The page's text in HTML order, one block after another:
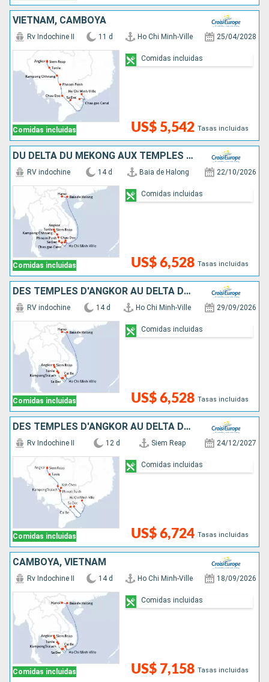
VIETNAM, CAMBOYA
Comidas incluidas
Rv Indochine II 11 d Ho Chi Minh-Ville 25/04/2028
US$ 5,542 Tasas incluidas
Comidas incluidas
DU DELTA DU MÉKONG AUX TEMPLES D'ANGKOR, HANOÏ ET LA BAIE D'ALONG (FORMULE PORT/PORT)
Comidas incluidas
RV indochine 14 d Baia de Halong 22/10/2026
US$ 6,528 Tasas incluidas
Comidas incluidas
DES TEMPLES D'ANGKOR AU DELTA DU MÉKONG, HANOÏ ET LA BAIE D'ALONG (FORMULE PORT/PORT)
Comidas incluidas
RV indochine 14 d Ho Chi Minh-Ville 29/09/2026
US$ 6,528 Tasas incluidas
Comidas incluidas
DES TEMPLES D'ANGKOR AU DELTA DU MÉKONG, VIVEZ DES FÊTES DE FIN D'ANNÉES UNIQUES ET DÉPAYSANTES
Comidas incluidas
Rv Indochine II 12 d Siem Reap 24/12/2027
US$ 6,724 Tasas incluidas
Comidas incluidas
CAMBOYA, VIETNAM
Comidas incluidas
Rv Indochine II 14 d Ho Chi Minh-Ville 18/09/2026
US$ 7,158 Tasas incluidas
Comidas incluidas